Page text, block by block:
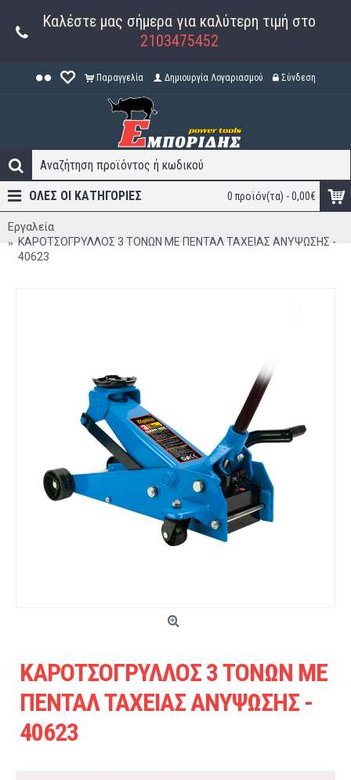
Καλέστε μας σήμερα για καλύτερη τιμή στο
2103475452
Παραγγελία Δημιουργία Λογαριασμού Σύνδεση
0 προϊόν(τα) - 0,00€
ΟΛΕΣ ΟΙ ΚΑΤΗΓΟΡΊΕΣ
Εργαλεία
ΚΑΡΟΤΣΟΓΡΥΛΛΟΣ 3 ΤΟΝΩΝ ΜΕ ΠΕΝΤΑΛ ΤΑΧΕΙΑΣ ΑΝΥΨΩΣΗΣ -
40623
ΚΑΡΟΤΣΟΓΡΥΛΛΟΣ 3 ΤΟΝΩΝ ΜΕ
ΠΕΝΤΑΛ ΤΑΧΕΙΑΣ ΑΝΥΨΩΣΗΣ -
40623